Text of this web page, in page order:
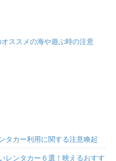
ススメの海や遊ぶ時の注意
タカー利用に関する注意喚起
レンタカー６選！映えるおすす